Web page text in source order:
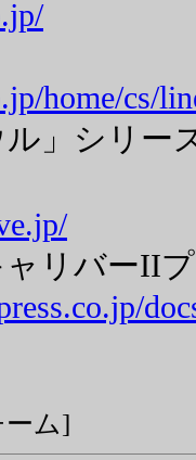
home/cs/
」シリー
リバーII
ーム]